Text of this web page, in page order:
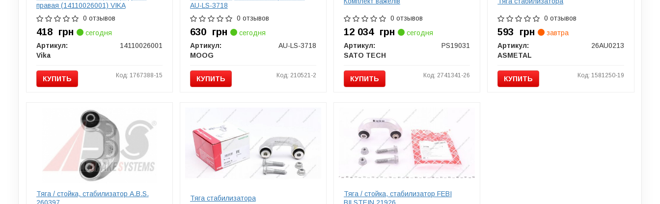
правая (14110026001) VIKA
0 отзывов
418 грн
сегодня
Артикул:
14110026001
Vika
КУПИТЬ Код: 1767388-15
AU-LS-3718
0 отзывов
630 грн
сегодня
Артикул:
AU-LS-3718
MOOG
КУПИТЬ Код: 210521-2
0 отзывов
12 034 грн
сегодня
Артикул:
PS19031
SATO TECH
КУПИТЬ Код: 2741341-26
0 отзывов
593 грн
завтра
Артикул:
26AU0213
ASMETAL
КУПИТЬ Код: 1581250-19
Тяга / стойка, стабилизатор A.B.S.
260397
Тяга стабилизатора
Тяга / стойка, стабилизатор FEBI
BILSTEIN 21926